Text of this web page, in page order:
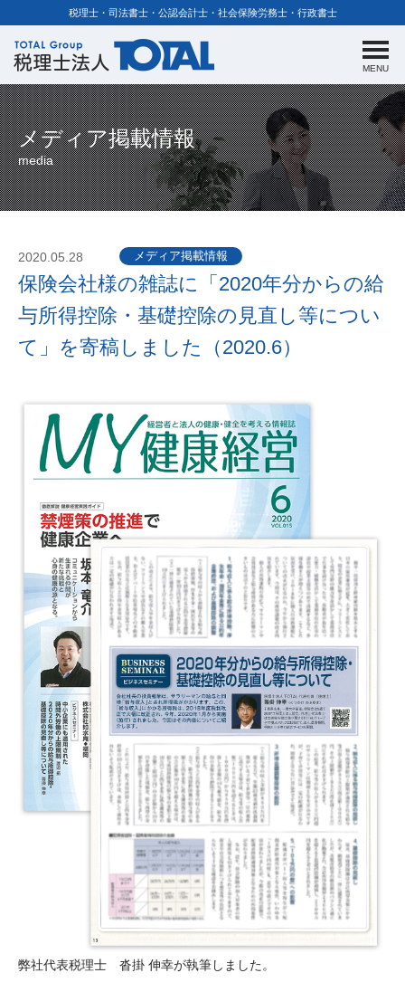
税理士・司法書士・公認会計士・社会保険労務士・行政書士
MENU
メディア掲載情報
media
2020.05.28 メディア掲載情報
保険会社様の雑誌に「2020年分からの給
与所得控除・基礎控除の見直し等につい
て」を寄稿しました（2020.6）
弊社代表税理士 沓掛 伸幸が執筆しました。